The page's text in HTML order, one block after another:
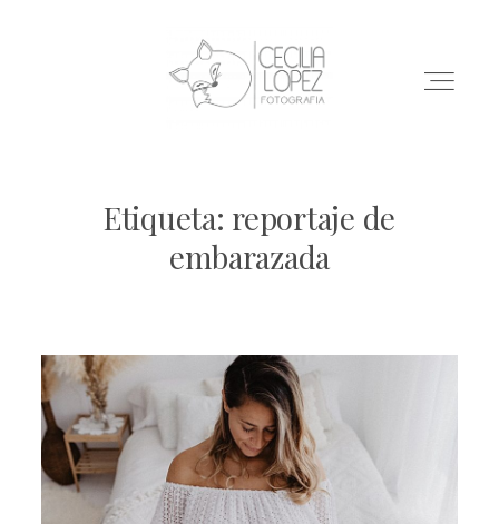
INICIO
BLOG
CONTACTO
MÁS
Etiqueta: reportaje de
embarazada